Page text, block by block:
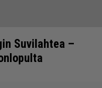
Suvilahtea –